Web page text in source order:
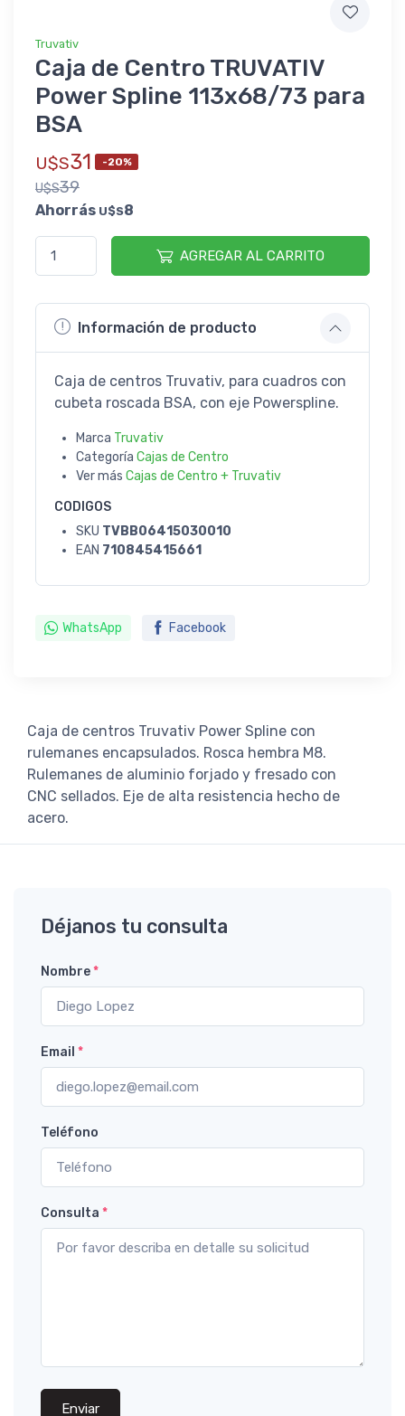
Truvativ
Caja de Centro TRUVATIV
Power Spline 113x68/73 para
BSA
U$S31 -20%
U$S39
Ahorrás U$S8
AGREGAR AL CARRITO
Información de producto
Caja de centros Truvativ, para cuadros con
cubeta roscada BSA, con eje Powerspline.
Marca Truvativ
Categoría Cajas de Centro
Ver más Cajas de Centro + Truvativ
CODIGOS
SKU TVBB06415030010
EAN 710845415661
WhatsApp Facebook
Caja de centros Truvativ Power Spline con
rulemanes encapsulados. Rosca hembra M8.
Rulemanes de aluminio forjado y fresado con
CNC sellados. Eje de alta resistencia hecho de
acero.
Déjanos tu consulta
Nombre*
Email *
Teléfono
Consulta *
Enviar